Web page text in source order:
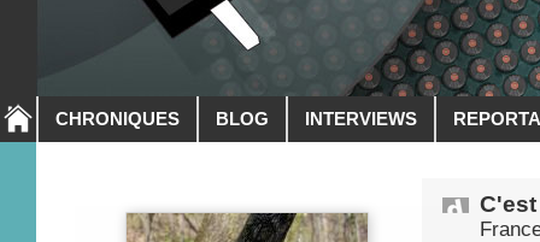
CHRONIQUES BLOG INTERVIEWS